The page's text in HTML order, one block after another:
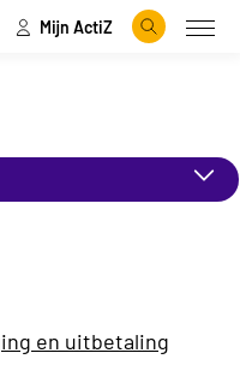
Mijn ActiZ
Zoeken
en uitbetaling